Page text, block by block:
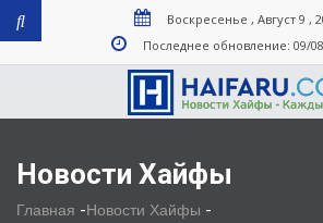
Воскресенье , Август 9 ,
Последнее обновление: 09/
Новости Хайфы
Главная -Новости Хайфы -